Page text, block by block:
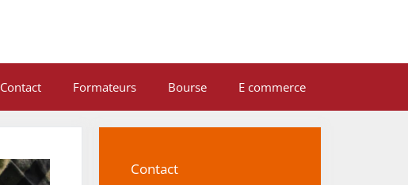
Contact Formateurs Bourse E commerce
Contact